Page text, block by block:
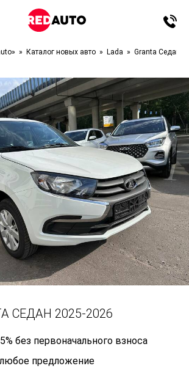
Каталог новых авто Lada Granta Седан
СЕДАН 2025-2026
без первоначального взноса
предложение